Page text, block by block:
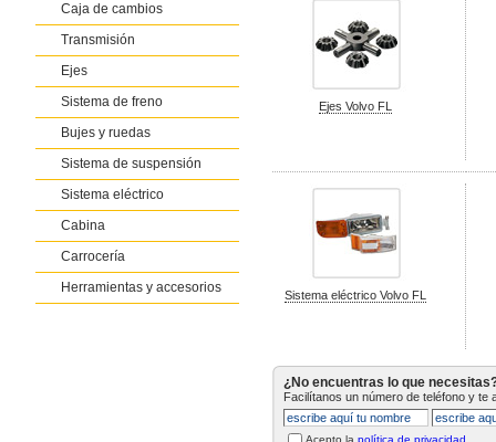
Caja de cambios
Transmisión
Ejes
Sistema de freno
Bujes y ruedas
Sistema de suspensión
Sistema eléctrico
Cabina
Carrocería
Herramientas y accesorios
Ejes Volvo FL
Sistema eléctrico Volvo FL
¿No encuentras lo que
Facilítanos un número de teléfono y te
Acepto la política de privacidad